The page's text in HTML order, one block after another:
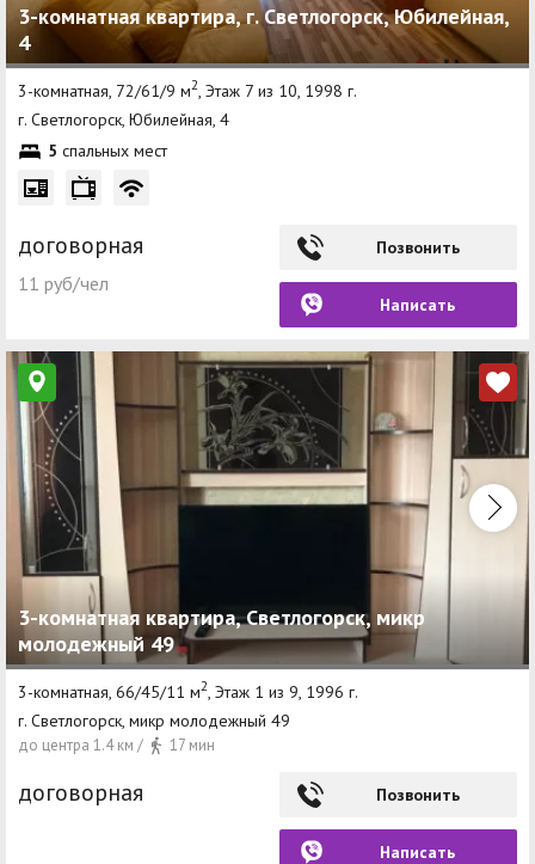
3-комнатная квартира, г. Светлогорск, Юбилейная,
4
3-комнатная, 72/61/9 м2 , Этаж 7 из 10, 1998 г.
г. Светлогорск, Юбилейная, 4
5 спальных мест
договорная
11 руб/чел
Позвонить
Написать
3-комнатная квартира, Светлогорск, микр
молодежный 49
3-комнатная, 66/45/11 м2, Этаж 1 из 9, 1996 г.
г. Светлогорск, микр молодежный 49
до центра 1.4 км / 17 мин
договорная Позвонить
Написать